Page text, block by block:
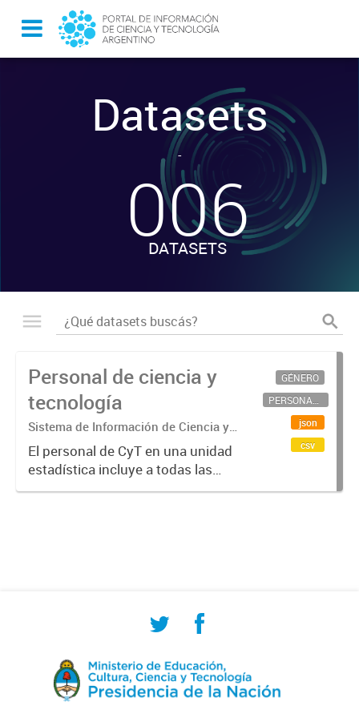
Datasets
-
006
DATASETS
Personal de ciencia y
tecnología
Sistema de Información de Ciencia y
Tecnología Argentino (SICYTAR)
El personal de CyT en una unidad
estadística incluye a todas las
personas involucradas
GÉNERO
PERSONAL CIENTÍFICO-TECNOLÓGICO
json
csv